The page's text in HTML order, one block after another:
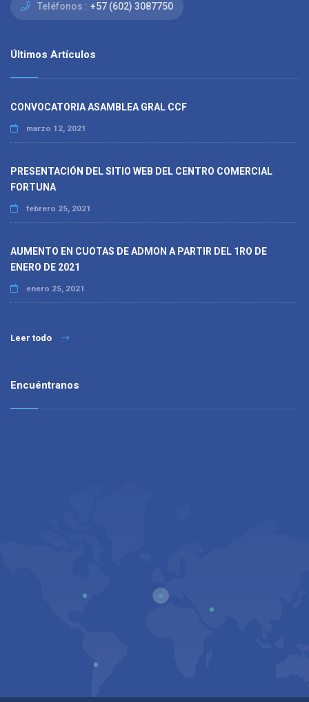
Teléfonos : +57 (602) 3087750
Últimos Artículos
CONVOCATORIA ASAMBLEA GRAL CCF
marzo 12, 2021
PRESENTACIÓN DEL SITIO WEB DEL CENTRO COMERCIAL
FORTUNA
febrero 25, 2021
AUMENTO EN CUOTAS DE ADMON A PARTIR DEL 1RO DE
ENERO DE 2021
enero 25, 2021
Leer todo
Encuéntranos